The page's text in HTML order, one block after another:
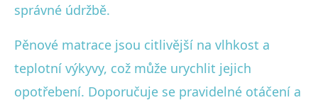
správné údržbě.
Pěnové matrace jsou citlivější na vlhkost a
teplotní výkyvy, což může urychlit jejich
opotřebení. Doporučuje se pravidelné otáčení a